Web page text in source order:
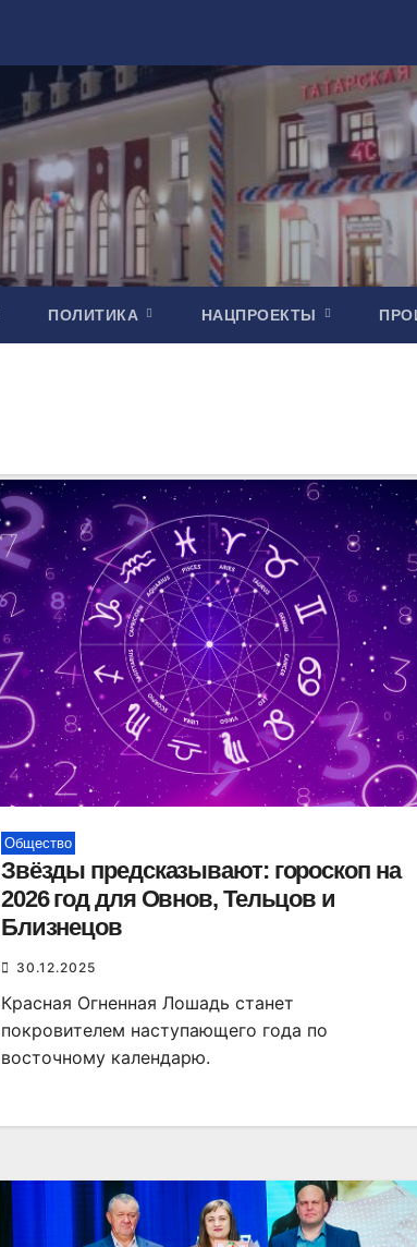
ПОЛИТИКА НАЦПРОЕКТЫ
Общество
Звёзды предсказывают: гороскоп на
2026 год для Овнов, Тельцов и
Близнецов
30.12.2025
Красная Огненная Лошадь станет
покровителем наступающего года по
восточному календарю.